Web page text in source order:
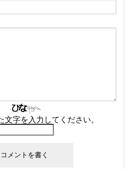
文字を入力してください。